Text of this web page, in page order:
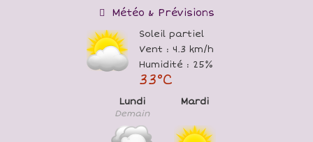
Météo & Prévisions
Soleil partiel
Vent : 4.3 km/h
Humidité : 25%
33°C
Lundi
Demain
Mardi